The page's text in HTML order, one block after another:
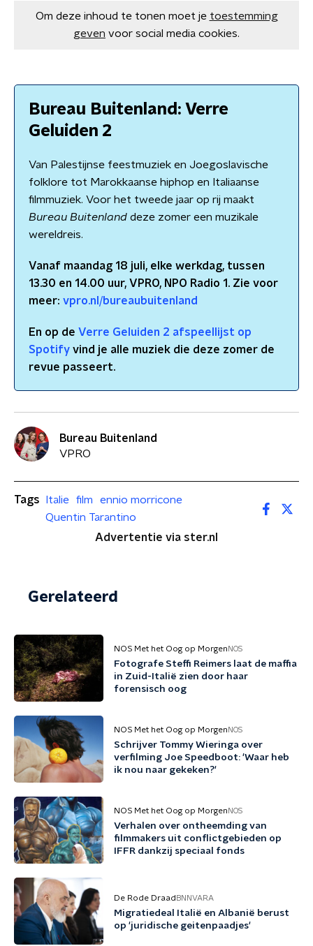
Om deze inhoud te tonen moet je toestemming
geven voor social media cookies.
Bureau Buitenland: Verre
Geluiden 2
Van Palestijnse feestmuziek en Joegoslavische
folklore tot Marokkaanse hiphop en Italiaanse
filmmuziek. Voor het tweede jaar op rij maakt
Bureau Buitenland deze zomer een muzikale
wereldreis.
Vanaf maandag 18 juli, elke werkdag, tussen
13.30 en 14.00 uur, VPRO, NPO Radio 1. Zie voor
meer: vpro.nl/bureaubuitenland
En op de Verre Geluiden 2 afspeellijst op
Spotify vind je alle muziek die deze zomer de
revue passeert.
Bureau Buitenland
VPRO
Tags Italie film
ennio morricone
Quentin Tarantino
Advertentie via ster.nl
Gerelateerd
NOS Met het Oog op Morgen NOS
Fotografe Steffi Reimers laat de maffia
in Zuid-Italië zien door haar
forensisch oog
NOS Met het Oog op Morgen NOS
Schrijver Tommy Wieringa over
verfilming Joe Speedboot: 'Waar heb
ik nou naar gekeken?'
NOS Met het Oog op Morgen NOS
Verhalen over ontheemding van
filmmakers uit conflictgebieden op
IFFR dankzij speciaal fonds
De Rode Draad BNNVARA
Migratiedeal Italië en Albanië berust
op 'juridische geitenpaadjes'